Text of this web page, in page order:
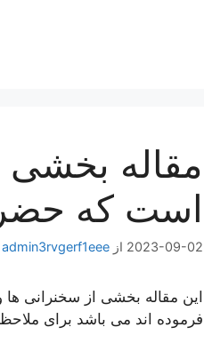
مقاله بخشی
است که
2023-09-02 از admin3rvgerf1eee
این مقاله بخشی از سخنرانی
فرموده اند می باشد برای